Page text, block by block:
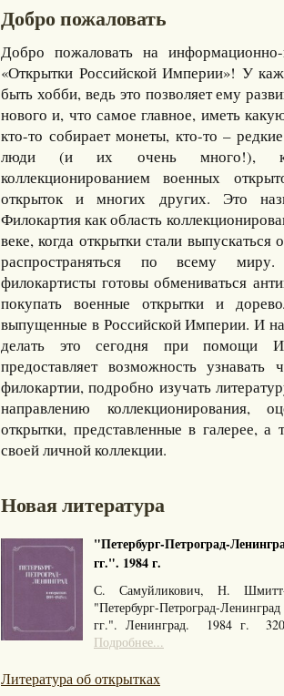
Добро пожаловать
Добро пожаловать на информационно-
«Открытки Российской Империи»! У
быть хобби, ведь это позволяет ему
нового и, что самое главное, иметь
кто-то собирает монеты, кто-то –
люди (и их очень много!),
коллекционированием военных
открыток и многих других. Это
Филокартия как область
веке, когда открытки стали
распространяться по всему
филокартисты готовы обмениваться
покупать военные открытки и
выпущенные в Российской Империи. И
делать это сегодня при помощи
предоставляет возможность
филокартии, подробно изучать
направлению коллекционирования,
открытки, представленные в галерее, а
своей личной коллекции.
Новая литература
"Петербург-Петроград-
гг.". 1984 г.
С. Самуйликович, Н.
"Петербург-Петроград-
гг.". Ленинград. 1984 г.
Подробнее...
Литература об открытках